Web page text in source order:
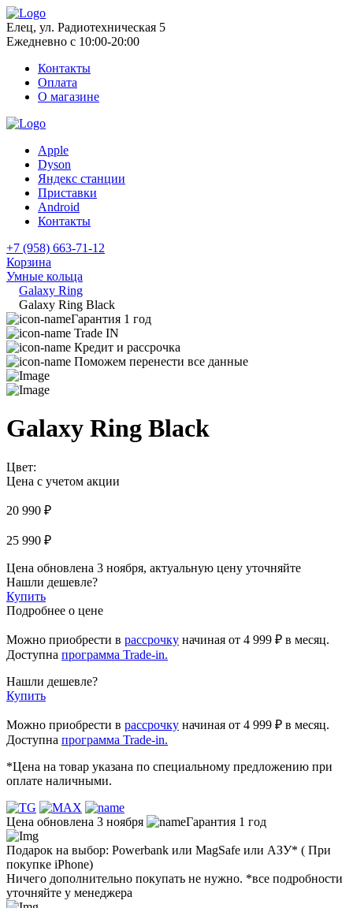
Елец, ул. Радиотехническая 5
Ежедневно с 10:00-20:00
Контакты
Оплата
О магазине
Apple
Dyson
Яндекс станции
Приставки
Android
Контакты
+7 (958) 663-71-12
Корзина
Умные кольца
Galaxy Ring
Galaxy Ring Black
Гарантия 1 год
Trade IN
Кредит и рассрочка
Поможем перенести все данные
Galaxy Ring Black
Цвет:
Цена с учетом акции
20 990 ₽
25 990 ₽
Цена обновлена 3 ноября, актуальную цену уточняйте
Нашли дешевле?
Купить
Подробнее о цене
Можно приобрести в рассрочку начиная от 4 999 ₽ в месяц.
Доступна программа Trade-in.
Нашли дешевле?
Купить
Можно приобрести в рассрочку начиная от 4 999 ₽ в месяц.
Доступна программа Trade-in.
*Цена на товар указана по специальному предложению при
оплате наличными.
Цена обновлена 3 ноября Гарантия 1 год
Подарок на выбор: Powerbank или MagSafe или AЗУ* ( При
покупке iPhone)
Ничего дополнительно покупать не нужно. *все подробности
уточняйте у менеджера